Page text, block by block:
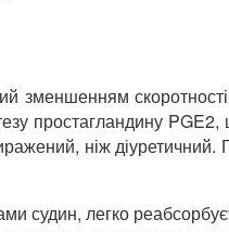
зменшенням
простагландину
ніж діуретичний.
судин, легко